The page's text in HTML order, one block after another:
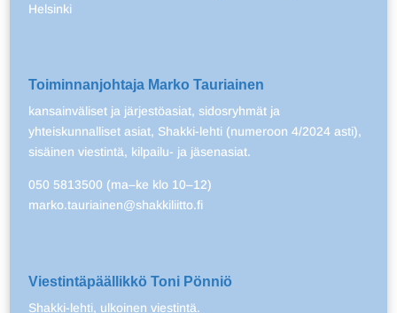
Helsinki
Toiminnanjohtaja Marko Tauriainen
kansainväliset ja järjestöasiat, sidosryhmät ja
yhteiskunnalliset asiat, Shakki-lehti (numeroon 4/2024 asti),
sisäinen viestintä, kilpailu- ja jäsenasiat.
050 5813500 (ma–ke klo 10–12)
marko.tauriainen@shakkiliitto.fi
Viestintäpäällikkö Toni Pönniö
Shakki-lehti, ulkoinen viestintä.